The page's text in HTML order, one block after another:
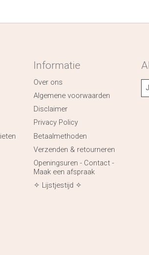
Informatie
Over ons
Algemene voorwaarden
Disclaimer
Privacy Policy
Betaalmethoden
Verzenden & retourneren
Openingsuren - Contact -
Maak een afspraak
✧ Lijstjestijd ✧